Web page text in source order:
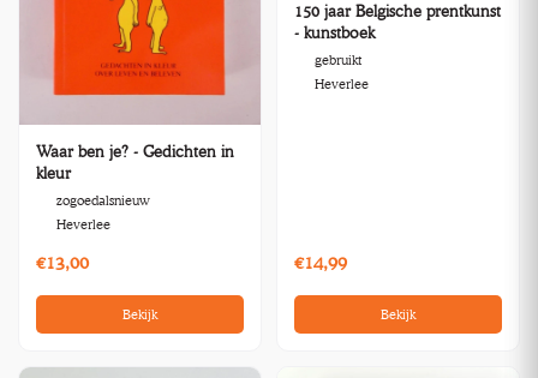
Waar ben je? - Gedichten in
kleur
zogoedalsnieuw
Heverlee
€13,00
Bekijk
150 jaar Belgische prentkunst
- kunstboek
gebruikt
Heverlee
€14,99
Bekijk